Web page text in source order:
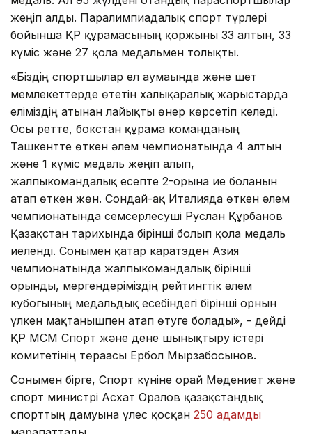
жеңіп алды. Паралимпиадалық спорт түрлері
бойынша ҚР құрамасының қоржыны 33 алтын, 33
күміс және 27 қола медальмен толықты.
«Біздің спортшылар ел аумағында және шет
мемлекеттерде өтетін халықаралық жарыстарда
еліміздің атынан лайықты өнер көрсетіп келеді.
Осы ретте, бокстан құрама команданың
Ташкентте өткен әлем чемпионатында 4 алтын
және 1 күміс медаль жеңіп алып,
жалпыкомандалық есепте 2-орынға ие болғанын
атап өткен жөн. Сондай-ақ Италияда өткен әлем
чемпионатында семсерлесуші Руслан Құрбанов
Қазақстан тарихында бірінші болып қола медаль
иеленді. Сонымен қатар каратэден Азия
чемпионатында жалпыкомандалық бірінші
орынды, мергендеріміздің рейтингтік әлем
кубогының медальдық есебіндегі бірінші орнын
үлкен мақтанышпен атап өтуге болады», - дейді
ҚР МСМ Спорт және дене шынықтыру істері
комитетінің төрағасы Ербол Мырзабосынов.
Сонымен бірге, Спорт күніне орай Мәдениет және
спорт министрі Асхат Оралов қазақстандық
спорттың дамуына үлес қосқан 250 адамды